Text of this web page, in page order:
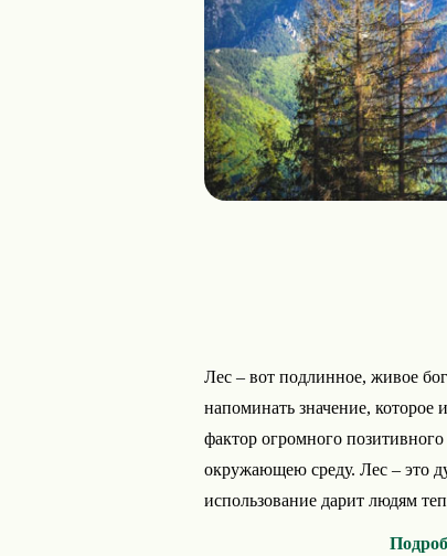
Лес – вот подлинное, живое
напоминать значение, которое
фактор огромного
окружающею среду. Лес – это
использование дарит людям